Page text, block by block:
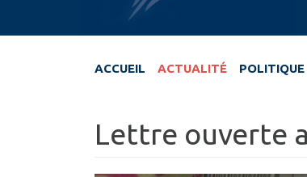
ACCUEIL ACTUALITÉ POLITIQUE
Lettre ouverte